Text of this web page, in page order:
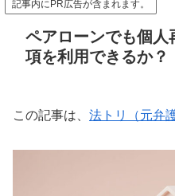
記事内にPR広告が含まれます。
ペアローンでも個人
項を利用できるか？
この記事は、 法トリ（元弁